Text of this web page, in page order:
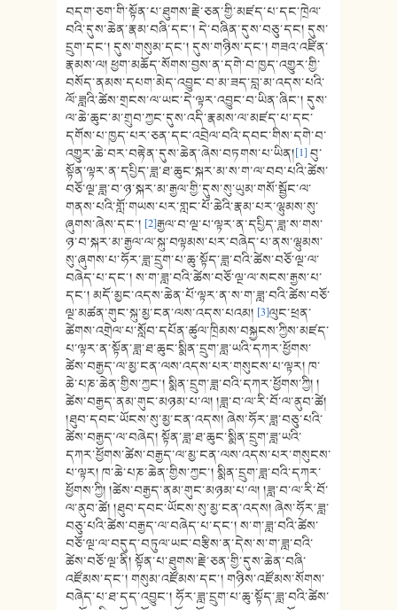
བདག་ཅག་གི་སྟོན་པ་ཐུགས་རྗེ་ཅན་གྱི་མཛད་པ་དང་ཁྲེལ་
བའི་དུས་ཆེན་རྣམ་བཞི་དང་། དེ་བཞིན་དུས་བཅུ་དང། དུས་
དྲུག་དང་། དུས་གསུམ་དང་། དུས་གཉིས་དང་། གཟའ་འཛིན་
རྣམས་ལ། ཕྱག་མཆོད་སོགས་བྱས་ན་དགེ་བ་ཁྱད་འགྱུར་གྱི་
བསོད་ནམས་དཔག་མེད་འབྱུང་བ་མ་ཟད་བླ་མ་འདས་པའི་
ལོ་ཟླའི་ཚེས་གྲངས་ལ་ཡང་དེ་ལྟར་འབྱུང་བ་ཡིན་ཞིང་། དུས་
ལ་ཆེ་ཆུང་མ་གྲུབ་ཀྱང་དུས་འདི་རྣམས་ལ་མཛད་པ་དང་
དགོས་པ་ཁྱད་པར་ཅན་དང་འབྲེལ་བའི་དབང་གིས་དགེ་བ་
འགྱུར་ཆེ་བར་བརྟེན་དུས་ཆེན་ཞེས་བཏགས་པ་ཡིན།[1]བུ་
སྟོན་ལྟར་ན་དཔྱིད་ཟླ་ཐ་ཆུང་སྐར་མ་ས་ག་ལ་བབ་པའི་ཚེས་
བཅོ་ལྔ་ཟླ་བ་ཉ་སྐར་མ་རྒྱལ་གྱི་དུས་སུ་ཡུམ་གསོ་སྦྱོང་ལ་
གནས་པའི་གློ་གཡས་པར་གླང་པོ་ཆེའི་རྣམ་པར་ལྷུམས་སུ་
ཞུགས་ཞེས་དང་། [2]རྒྱལ་བ་ལྔ་པ་ལྟར་ན་དཔྱིད་ཟླ་ས་གས་
ཉ་བ་སྐར་མ་རྒྱལ་ལ་སྐུ་བལྟམས་པར་བཞེད་པ་ནས་ལྷུམས་
སུ་ཞུགས་པ་ཧོར་ཟླ་དྲུག་པ་ཆུ་སྟོད་ཟླ་བའི་ཚེས་བཅོ་ལྔ་ལ་
བཞེད་པ་དང་། ས་ག་ཟླ་བའི་ཚེས་བཅོ་ལྔ་ལ་སངས་རྒྱས་པ་
དང་། མདོ་མྱང་འདས་ཆེན་པོ་ལྟར་ན་ས་ག་ཟླ་བའི་ཚེས་བཅོ་
ལྔ་མཚན་གུང་སྐུ་མྱ་ངན་ལས་འདས་པའམ། [3]ལུང་ཕྲན་
ཚེགས་འགྲེལ་པ་སློབ་དཔོན་ཚུལ་ཁྲིམས་བསྐྱངས་ཀྱིས་མཛད་
པ་ལྟར་ན་སྟོན་ཟླ་ཐ་ཆུང་སྨིན་དྲུག་ཟླ་ཡའི་དཀར་ཕྱོགས་
ཚེས་བརྒྱད་ལ་མྱ་ངན་ལས་འདས་པར་གསུངས་པ་ལྟར། ཁ་
ཆེ་པཎ་ཆེན་གྱིས་ཀྱང་། སྨིན་དྲུག་ཟླ་བའི་དཀར་ཕྱོགས་ཀྱི། །
ཚེས་བརྒྱད་ནམ་གུང་མཉམ་པ་ལ། །ཟླ་བ་ལ་རི་བོ་ལ་ནུབ་ཚེ།
།ཐུབ་དབང་ཡོངས་སུ་མྱ་ངན་འདས། ཞེས་ཧོར་ཟླ་བཅུ་པའི་
ཚེས་བརྒྱད་ལ་བཞེད། སྟོན་ཟླ་ཐ་ཆུང་སྨིན་དྲུག་ཟླ་ཡའི་
དཀར་ཕྱོགས་ཚེས་བརྒྱད་ལ་མྱ་ངན་ལས་འདས་པར་གསུངས་
པ་ལྟར། ཁ་ཆེ་པཎ་ཆེན་གྱིས་ཀྱང་། སྨིན་དྲུག་ཟླ་བའི་དཀར་
ཕྱོགས་ཀྱི། །ཚེས་བརྒྱད་ནམ་གུང་མཉམ་པ་ལ། །ཟླ་བ་ལ་རི་བོ་
ལ་ནུབ་ཚེ། །ཐུབ་དབང་ཡོངས་སུ་མྱ་ངན་འདས། ཞེས་ཧོར་ཟླ་
བཅུ་པའི་ཚེས་བརྒྱད་ལ་བཞེད་པ་དང་། ས་ག་ཟླ་བའི་ཚེས་
བཅོ་ལྔ་ལ་བདུད་བཏུལ་ཡང་བརྩིས་ན་དེས་ས་ག་ཟླ་བའི་
ཚེས་བཅོ་ལྔ་ནི། སྟོན་པ་ཐུགས་རྗེ་ཅན་གྱི་དུས་ཆེན་བཞི་
འཛོམས་དང་། གསུམ་འཛོམས་དང་། གཉིས་འཛོམས་སོགས་
བཞེད་པ་ཐ་དད་འབྱུང་། ཧོར་ཟླ་དྲུག་པ་ཆུ་སྟོད་ཟླ་བའི་ཚེས་